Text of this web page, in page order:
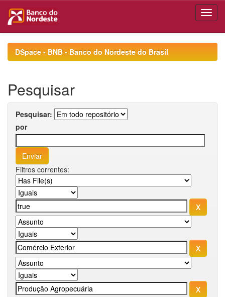
navigationDSpace - BNB - Banco do Nordeste do Brasil
Pesquisar
Pesquisar:
por
Filtros correntes: